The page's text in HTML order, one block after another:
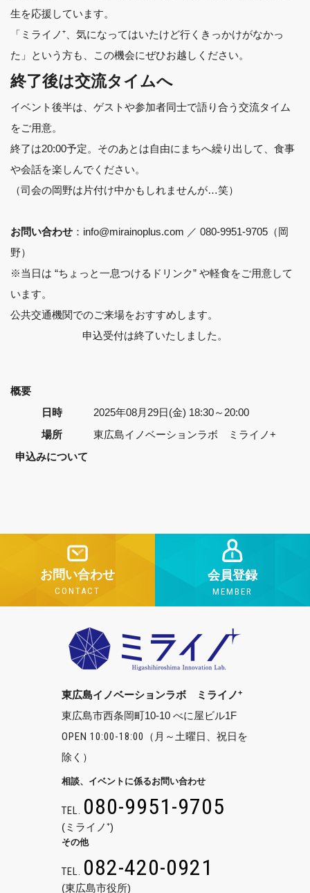
生を応援しています。
「ミライノ⁺、気になってはいたけど行くきっかけがなかっ
た」という方も、この機会にぜひお越しください。
終了後は交流タイムへ
イベント後半は、ゲストや参加者同士で語り合う交流タイム
をご用意。
終了は20:00予定。そのあとは自由にまちへ繰り出して、食事
や会話を楽しんでください。
（司会の岡野は片付け中かもしれませんが…笑）
お問い合わせ ：info@mirainoplus.com ／ 080-9951-9705（岡
野）
※当日は “ちょっと一息つけるドリンク” や軽食をご用意して
います。
公共交通機関でのご来場をおすすめします。
申込受付は終了いたしました。
概要
日時
2025年08月29日(金) 18:30～20:00
場所
東広島イノベーションラボ ミライノ+
申込みについて
お問い合わせ
CONTACT
会員登録
MEMBER
東広島イノベーションラボ ミライノ+
東広島市西条岡町10-10 べに屋ビル1F
OPEN 10:00-18:00
（月～土曜日、祝日を
除く）
相談、イベントに係るお問い合わせ
TEL. 080-9951-9705
(ミライノ⁺)
その他
TEL. 082-420-0921
(東広島市役所)